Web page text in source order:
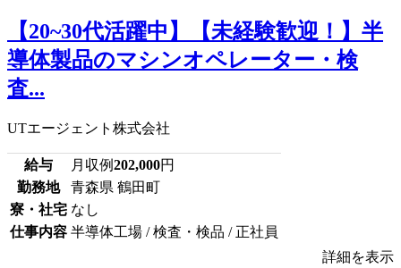
【20~30代活躍中】【未経験歓迎！】半
導体製品のマシンオペレーター・検
査...
UTエージェント株式会社
給与 月収例202,000円
勤務地
青森県 鶴田町
寮・社宅 なし
仕事内容 半導体工場 / 検査・検品 / 正社員
詳細を表示